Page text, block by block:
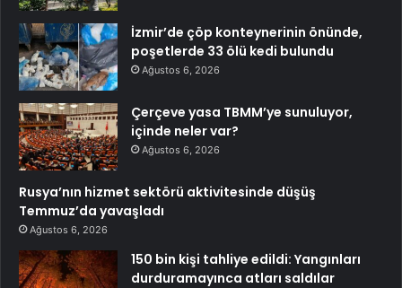
İzmir’de çöp konteynerinin önünde,
poşetlerde 33 ölü kedi bulundu
Ağustos 6, 2026
Çerçeve yasa TBMM’ye sunuluyor,
içinde neler var?
Ağustos 6, 2026
Rusya’nın hizmet sektörü aktivitesinde düşüş
Temmuz’da yavaşladı
Ağustos 6, 2026
150 bin kişi tahliye edildi: Yangınları
durduramayınca atları saldılar